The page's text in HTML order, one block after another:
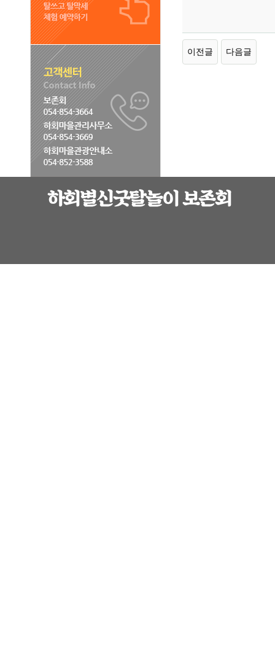
이전글 다음글